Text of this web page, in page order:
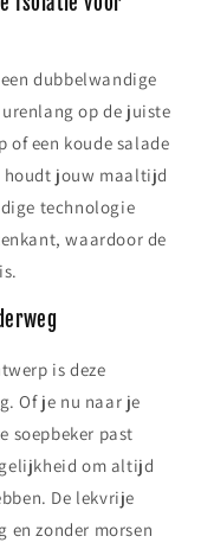
dubbelwandige
op de juiste
of een koude salade
houdt jouw maaltijd
technologie
waardoor de
is deze
Of je nu naar je
soepbeker past
om altijd
De lekvrije
en zonder morsen